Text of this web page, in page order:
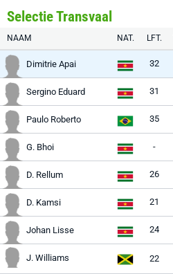
Selectie Transvaal
NAAM NAT. LFT.
Dimitrie Apai 32
Sergino Eduard 31
Paulo Roberto 35
G. Bhoi -
D. Rellum 26
D. Kamsi 21
Johan Lisse 24
J. Williams 22